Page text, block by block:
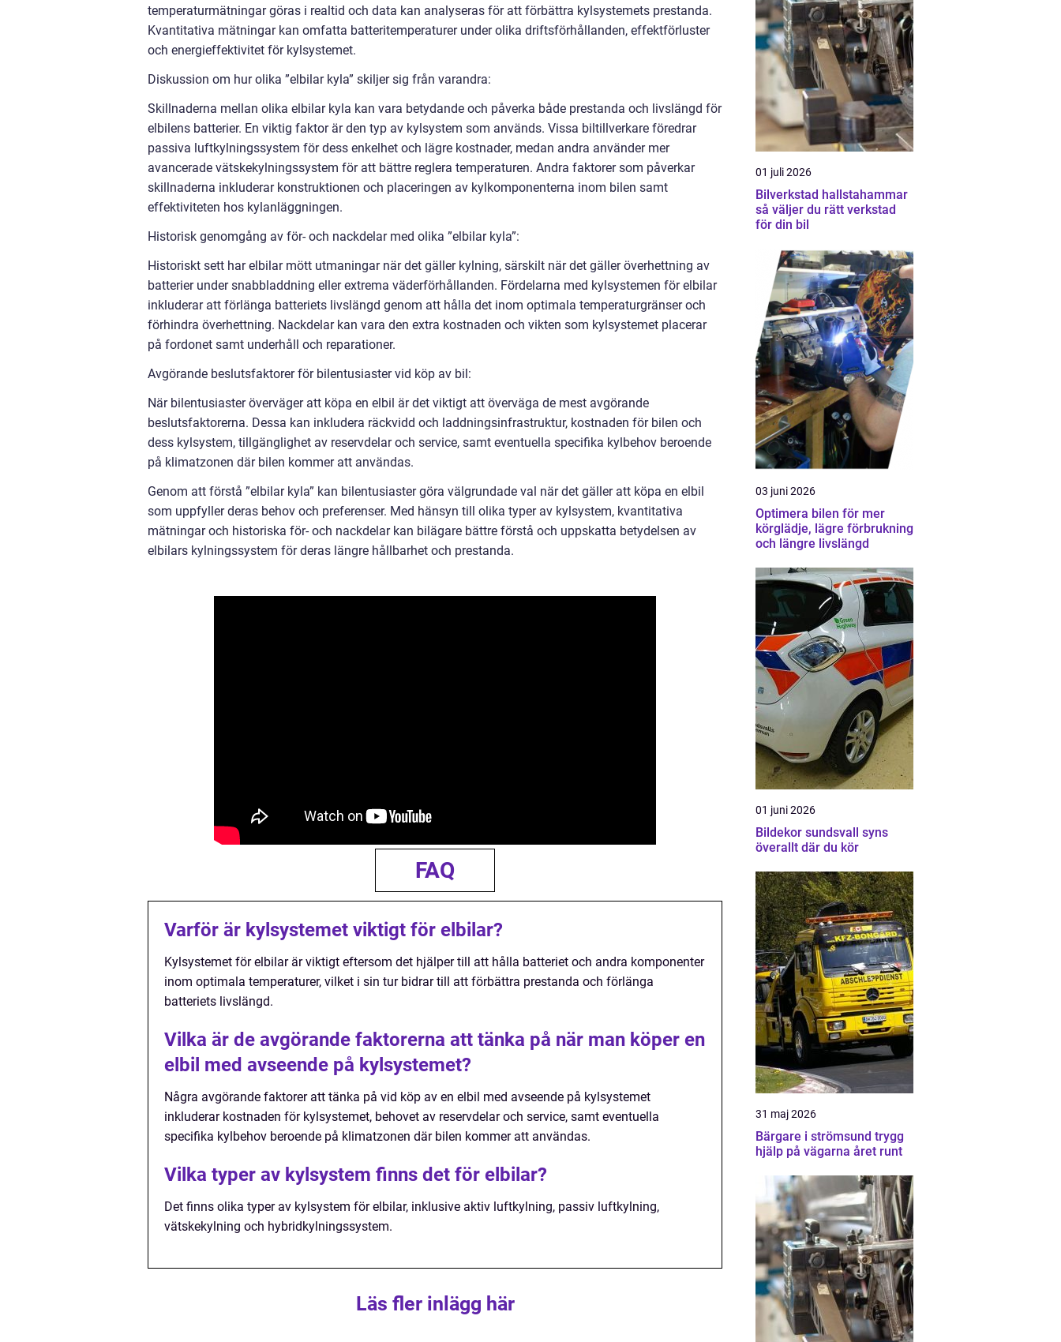
temperaturmätningar göras i realtid och data kan analyseras för att förbättra kylsystemets prestanda.
Kvantitativa mätningar kan omfatta batteritemperaturer under olika driftsförhållanden, effektförluster
och energieffektivitet för kylsystemet.
Diskussion om hur olika ”elbilar kyla” skiljer sig från varandra:
Skillnaderna mellan olika elbilar kyla kan vara betydande och påverka både prestanda och livslängd för
elbilens batterier. En viktig faktor är den typ av kylsystem som används. Vissa biltillverkare föredrar
passiva luftkylningssystem för dess enkelhet och lägre kostnader, medan andra använder mer
avancerade vätskekylningssystem för att bättre reglera temperaturen. Andra faktorer som påverkar
skillnaderna inkluderar konstruktionen och placeringen av kylkomponenterna inom bilen samt
effektiviteten hos kylanläggningen.
Historisk genomgång av för- och nackdelar med olika ”elbilar kyla”:
Historiskt sett har elbilar mött utmaningar när det gäller kylning, särskilt när det gäller överhettning av
batterier under snabbladdning eller extrema väderförhållanden. Fördelarna med kylsystemen för elbilar
inkluderar att förlänga batteriets livslängd genom att hålla det inom optimala temperaturgränser och
förhindra överhettning. Nackdelar kan vara den extra kostnaden och vikten som kylsystemet placerar
på fordonet samt underhåll och reparationer.
Avgörande beslutsfaktorer för bilentusiaster vid köp av bil:
När bilentusiaster överväger att köpa en elbil är det viktigt att överväga de mest avgörande
beslutsfaktorerna. Dessa kan inkludera räckvidd och laddningsinfrastruktur, kostnaden för bilen och
dess kylsystem, tillgänglighet av reservdelar och service, samt eventuella specifika kylbehov beroende
på klimatzonen där bilen kommer att användas.
Genom att förstå ”elbilar kyla” kan bilentusiaster göra välgrundade val när det gäller att köpa en elbil
som uppfyller deras behov och preferenser. Med hänsyn till olika typer av kylsystem, kvantitativa
mätningar och historiska för- och nackdelar kan bilägare bättre förstå och uppskatta betydelsen av
elbilars kylningssystem för deras längre hållbarhet och prestanda.
FAQ
Varför är kylsystemet viktigt för elbilar?
Kylsystemet för elbilar är viktigt eftersom det hjälper till att hålla batteriet och andra komponenter
inom optimala temperaturer, vilket i sin tur bidrar till att förbättra prestanda och förlänga
batteriets livslängd.
Vilka är de avgörande faktorerna att tänka på när man köper en
elbil med avseende på kylsystemet?
Några avgörande faktorer att tänka på vid köp av en elbil med avseende på kylsystemet
inkluderar kostnaden för kylsystemet, behovet av reservdelar och service, samt eventuella
specifika kylbehov beroende på klimatzonen där bilen kommer att användas.
Vilka typer av kylsystem finns det för elbilar?
Det finns olika typer av kylsystem för elbilar, inklusive aktiv luftkylning, passiv luftkylning,
vätskekylning och hybridkylningssystem.
Läs fler inlägg här
01 juli 2026
Bilverkstad hallstahammar
så väljer du rätt verkstad
för din bil
03 juni 2026
Optimera bilen för mer
körglädje, lägre förbrukning
och längre livslängd
01 juni 2026
Bildekor sundsvall syns
överallt där du kör
31 maj 2026
Bärgare i strömsund trygg
hjälp på vägarna året runt